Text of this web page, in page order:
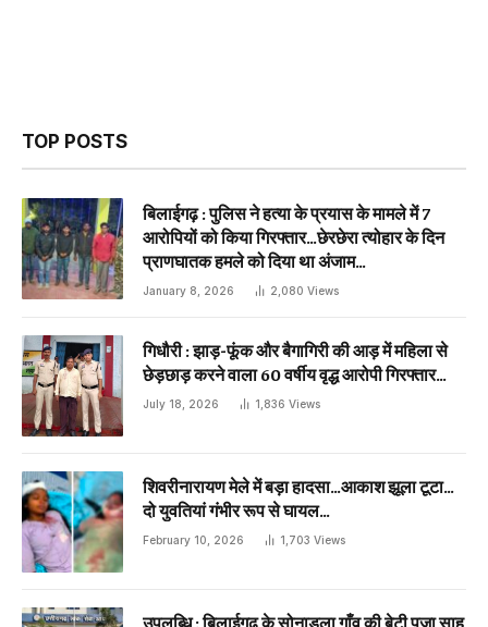
TOP POSTS
बिलाईगढ़ : पुलिस ने हत्या के प्रयास के मामले में 7
आरोपियों को किया गिरफ्तार…छेरछेरा त्योहार के दिन
प्राणघातक हमले को दिया था अंजाम…
January 8, 2026 2,080 Views
गिधौरी : झाड़-फूंक और बैगागिरी की आड़ में महिला से
छेड़छाड़ करने वाला 60 वर्षीय वृद्ध आरोपी गिरफ्तार…
July 18, 2026 1,836 Views
शिवरीनारायण मेले में बड़ा हादसा…आकाश झूला टूटा…
दो युवतियां गंभीर रूप से घायल…
February 10, 2026 1,703 Views
उपलब्धि : बिलाईगढ़ के सोनाडुला गाँव की बेटी पूजा साहू